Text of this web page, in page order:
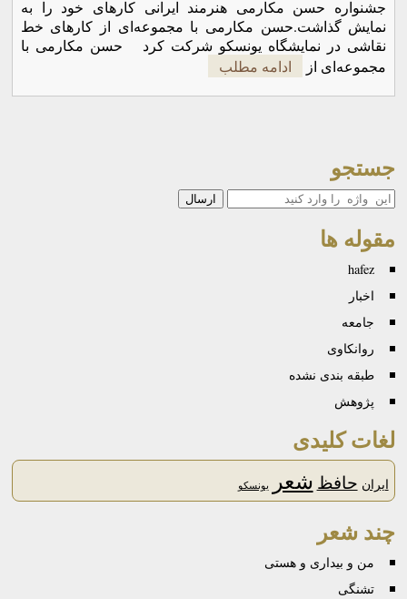
جشنواره حسن مکارمی هنرمند ایرانی کارهای خود را به
نمایش گذاشت.حسن مکارمی با مجموعه‌ای از کارهای خط
نقاشی در نمایشگاه یونسکو شرکت کرد حسن مکارمی با
مجموعه‌ای از
ادامه مطلب
جستجو
جستجو
مقوله ها
hafez
اخبار
جامعه
روانكاوی
طبقه بندی نشده
پژوهش
لغات کلیدی
ایران حافظ شعر یونسکو
چند شعر
من و بیداری و هستی
تشنگی